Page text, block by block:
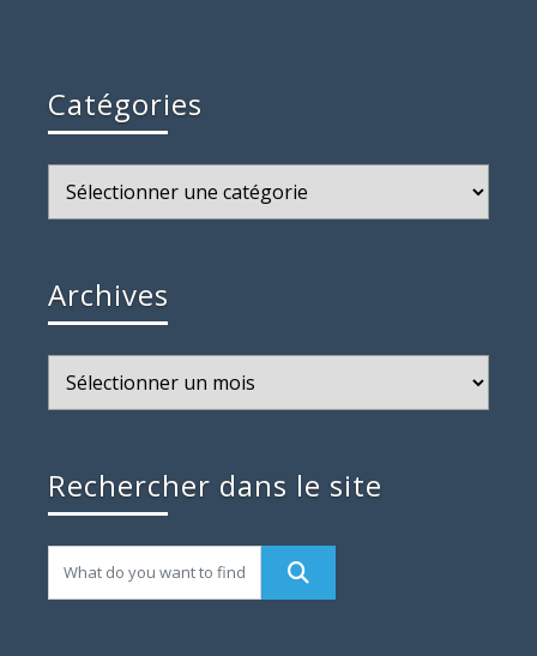
Catégories
Archives
Rechercher dans le site